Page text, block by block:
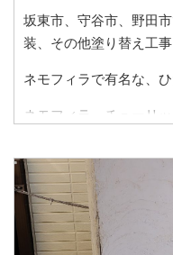
坂東市、守谷市、野田
装、その他塗り替え工
ネモフィラで有名な、
ネモフィラ、チューリ